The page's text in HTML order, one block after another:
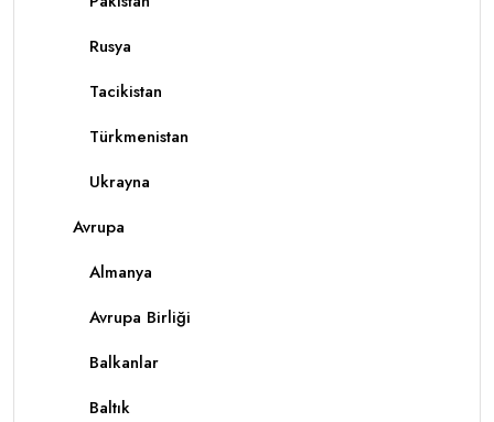
Rusya
Tacikistan
Türkmenistan
Ukrayna
Avrupa
Almanya
Avrupa Birliği
Balkanlar
Baltık